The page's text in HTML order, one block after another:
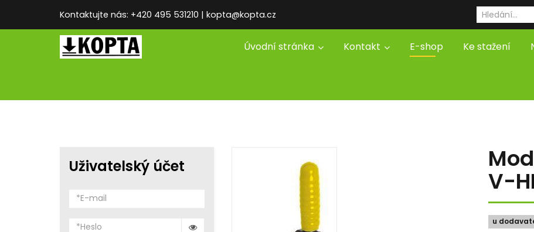
Kontaktujte nás: +420 495 531210 | kopta@kopta.cz
Úvodní stránka Kontakt E-shop Ke stažení
Uživatelský účet
V-
u